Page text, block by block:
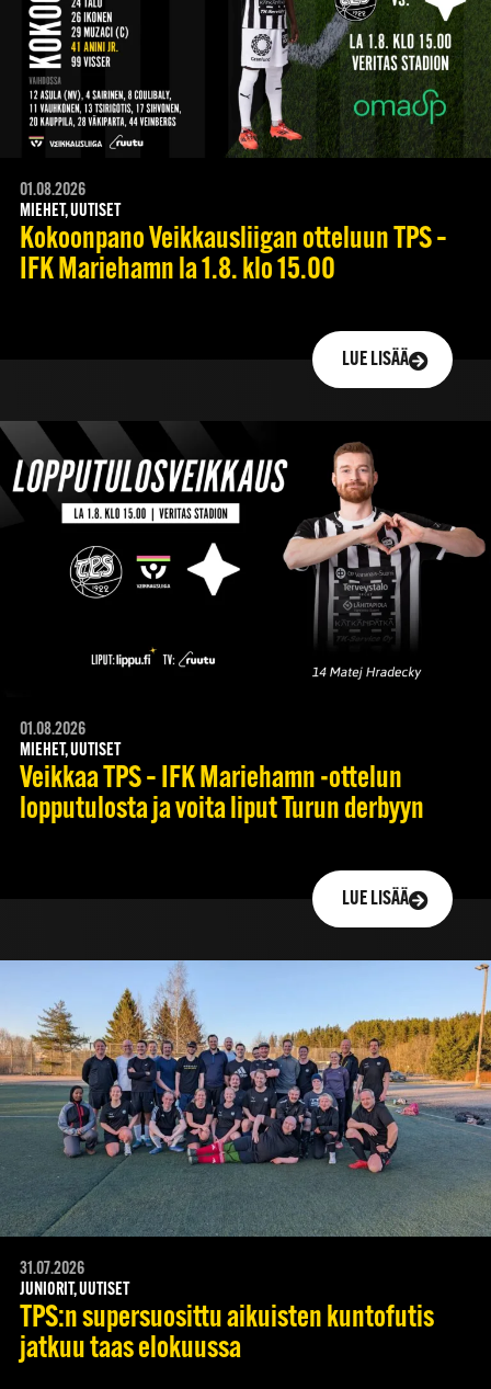
01.08.2026
MIEHET, UUTISET
Kokoonpano Veikkausliigan otteluun TPS –
IFK Mariehamn la 1.8. klo 15.00
LUE LISÄÄ
01.08.2026
MIEHET, UUTISET
Veikkaa TPS – IFK Mariehamn -ottelun
lopputulosta ja voita liput Turun derbyyn
LUE LISÄÄ
31.07.2026
JUNIORIT, UUTISET
TPS:n supersuosittu aikuisten kuntofutis
jatkuu taas elokuussa